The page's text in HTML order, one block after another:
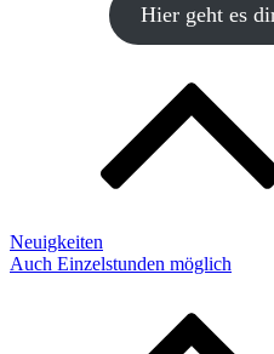
Hier geht es
Neuigkeiten
Auch Einzelstunden möglich